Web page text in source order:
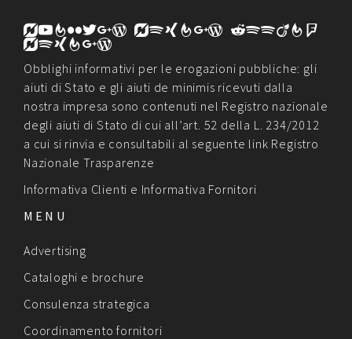
Privacy Policy
Cookie
Policy
Obblighi informativi per le erogazioni pubbliche: gli
aiuti di Stato e gli aiuti de minimis ricevuti dalla
nostra impresa sono contenuti nel Registro nazionale
degli aiuti di Stato di cui all’art. 52 della L. 234/2012
a cui si rinvia e consultabili al seguente link Registro
Nazionale Trasparenze
Informativa Clienti e Informativa Fornitori
MENU
Advertising
Cataloghi e brochure
Consulenza strategica
Coordinamento fornitori